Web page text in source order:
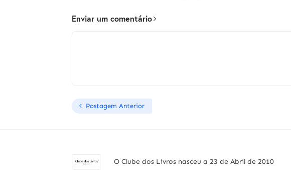
Enviar um comentário
Postagem Anterior
O Clube dos Livros nasceu a 23 de Abril de 2010